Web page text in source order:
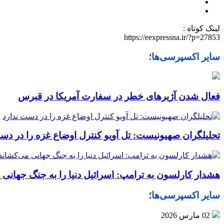
لینک کوتاه :
https://eexpressna.ir/?p=27853
سایر اکسپرسی‌ها؛
فعال شدن آژیرهای خطر در سفارت آمریکا در قبرس
تحلیلگران صهیونیست: تل آویو کنترل اوضاع غزه را در
هشدار کارلسون به ترامپ: اسرائیل دنیا را به جنگ
سایر اکسپرسی‌ها؛
02 مارس 2026